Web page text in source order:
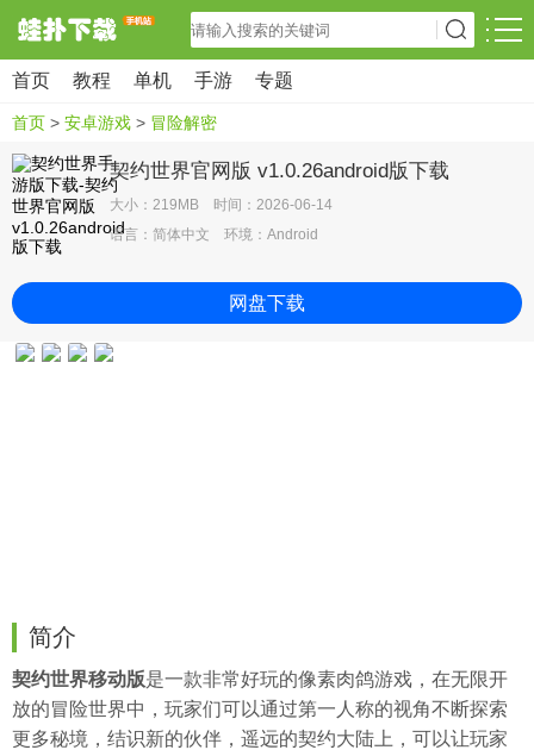
首页 教程 单机 手游 专题
首页 > 安卓游戏 > 冒险解密
契约世界官网版 v1.0.26android版下载
大小：219MB 时间：2026-06-14
语言：简体中文 环境：Android
网盘下载
简介
契约世界移动版是一款非常好玩的像素肉鸽游戏，在无限开
放的冒险世界中，玩家们可以通过第一人称的视角不断探索
更多秘境，结识新的伙伴，遥远的契约大陆上，可以让玩家